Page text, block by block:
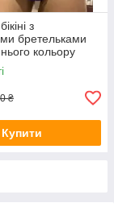
з
бретельками
кольору
₴
Купити